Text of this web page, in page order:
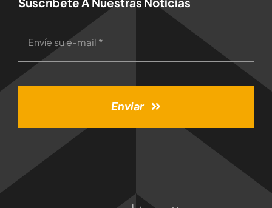
Enviar